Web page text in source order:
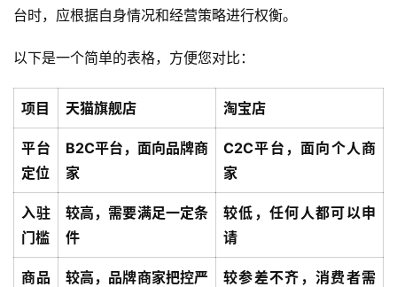
台时，应根据自身情况和经营策略进行权衡。
以下是一个简单的表格，方便您对比：
项目 天猫旗舰店 淘宝店
平台
定位
B2C平台，面向品牌商
家
C2C平台，面向个人商
家
入驻
门槛
较高，需要满足一定条
件
较低，任何人都可以申
请
商品 较高，品牌商家把控严 较参差不齐，消费者需